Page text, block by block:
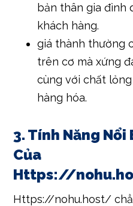
bản thân gia đình
khách hàng.
giá thành thường
trên cơ mà xứng
cùng với chất
hàng hóa.
3. Tính Năng Nổi
Của
Https://
Https://nohu.host/